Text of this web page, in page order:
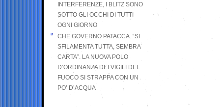
INTERFERENZE, I BLITZ SONO
SOTTO GLI OCCHI DI TUTTI
OGNI GIORNO
CHE GOVERNO PATACCA. “SI
SFILAMENTA TUTTA, SEMBRA
CARTA”. LA NUOVA POLO
D’ORDINANZA DEI VIGILI DEL
FUOCO SI STRAPPA CON UN
PO’ D’ACQUA